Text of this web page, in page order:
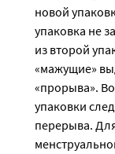
новой
упаковка не
из второй
«мажущие»
«прорыва».
упаковки
перерыва.